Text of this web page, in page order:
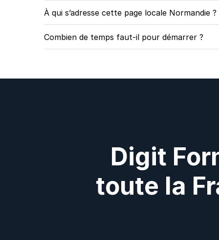
À qui s’adresse cette page locale Normandie ?
Combien de temps faut-il pour démarrer ?
Digit
toute la